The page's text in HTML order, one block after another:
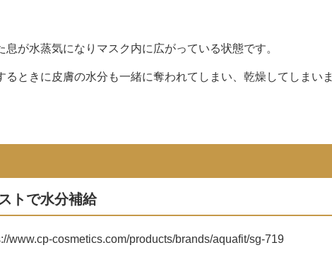
が水蒸気になりマスク内に広がっている状態です。
るときに皮膚の水分も一緒に奪われてしまい、乾燥してしまいま
トで水分補給
www.cp-cosmetics.com/products/brands/aquafit/sg-719